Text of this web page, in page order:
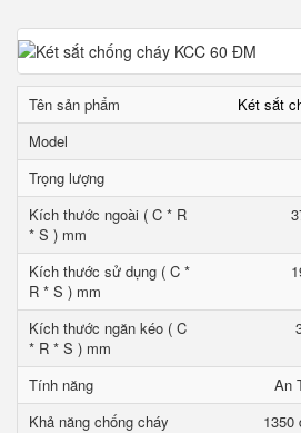
Tên sản phẩm
Két sắt
Model
Trọng lượng
Kích thước ngoài ( C * R
* S ) mm
Kích thước sử dụng ( C *
R * S ) mm
Kích thước ngăn kéo ( C
* R * S ) mm
Tính năng
An
Khả năng chống cháy
1350